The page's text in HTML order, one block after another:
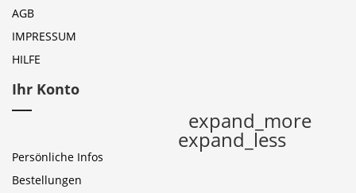
AGB
IMPRESSUM
HILFE
Ihr Konto
expand_more
expand_less
Persönliche Infos
Bestellungen